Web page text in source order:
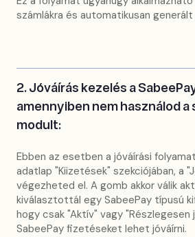
számlákra és automatikusan generált
2. Jóváírás kezelés a
amennyiben nem használod a
modult:
Ebben az esetben a jóváírási
adatlap "Kiizetések" szekciójában, a
végezheted el. A gomb akkor válik
kiválasztottál egy SabeePay típusú
hogy csak "Aktív" vagy
SabeePay fizetéseket lehet jóváírni.